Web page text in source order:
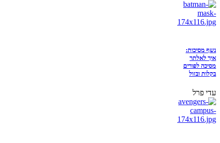
נשף מסיכות:
איך לאלתר
מסיכה לפורים
בקלות ובזול
עדי פרל